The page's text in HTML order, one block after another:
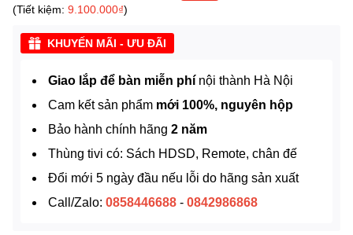
(Tiết kiệm: 9.100.000₫)
KHUYẾN MÃI - ƯU ĐÃI
Giao lắp để bàn miễn phí nội thành Hà Nội
Cam kết sản phẩm mới 100%, nguyên hộp
Bảo hành chính hãng 2 năm
Thùng tivi có: Sách HDSD, Remote, chân đế
Đổi mới 5 ngày đầu nếu lỗi do hãng sản xuất
Call/Zalo: 0858446688 - 0842986868